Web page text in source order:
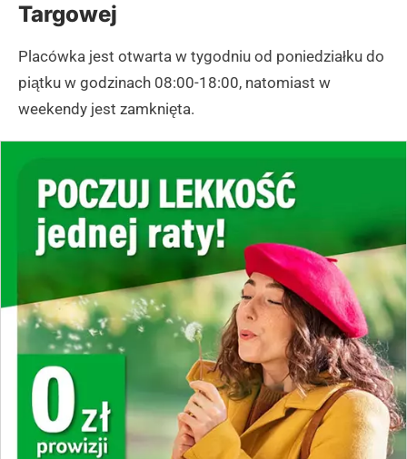
Targowej
Placówka jest otwarta w tygodniu od poniedziałku do
piątku w godzinach 08:00-18:00, natomiast w
weekendy jest zamknięta.